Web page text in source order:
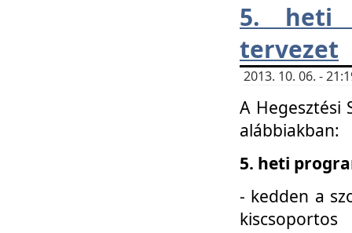
5. heti
tervezet
2013. 10. 06. -
A Hegesztési
alábbiakban:
5. heti
- kedden a